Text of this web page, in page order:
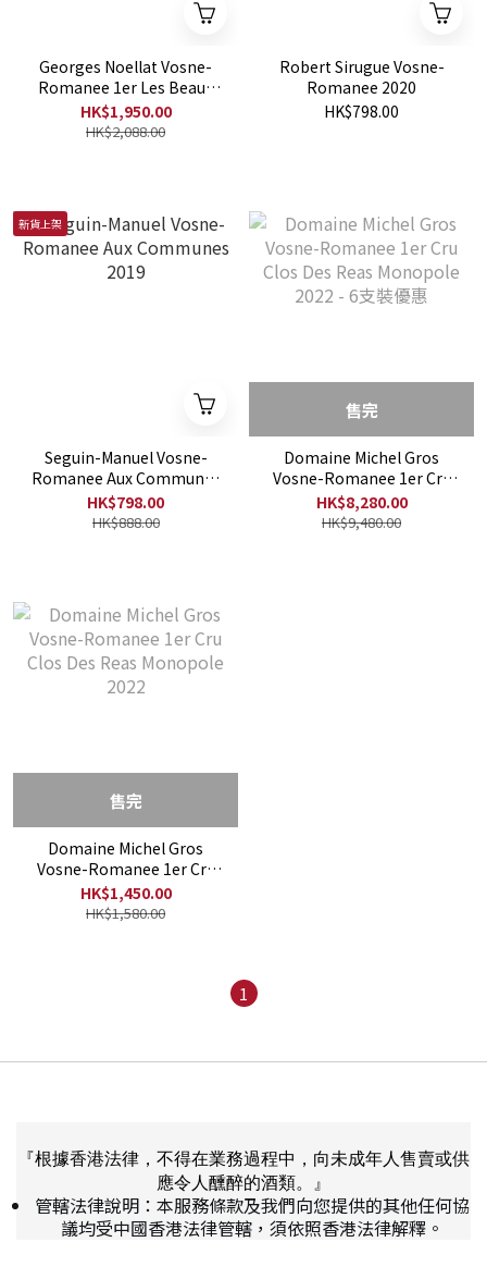
Georges Noellat Vosne-
Romanee 1er Les Beaux
Monts 2020
HK$1,950.00
HK$2,088.00
Robert Sirugue Vosne-
Romanee 2020
HK$798.00
新貨上架
Seguin-Manuel Vosne-
Romanee Aux Communes
2019
HK$798.00
HK$888.00
售完
Domaine Michel Gros
Vosne-Romanee 1er Cru
Clos Des Reas Monopole
2022 - 6支裝優惠
HK$8,280.00
HK$9,480.00
售完
Domaine Michel Gros
Vosne-Romanee 1er Cru
Clos Des Reas Monopole
2022
HK$1,450.00
HK$1,580.00
1
『根據香港法律，不得在業務過程中，向未成年人售賣或供
應令人醺醉的酒類。』
管轄法律說明：本服務條款及我們向您提供的其他任何協
議均受中國香港法律管轄，須依照香港法律解釋。